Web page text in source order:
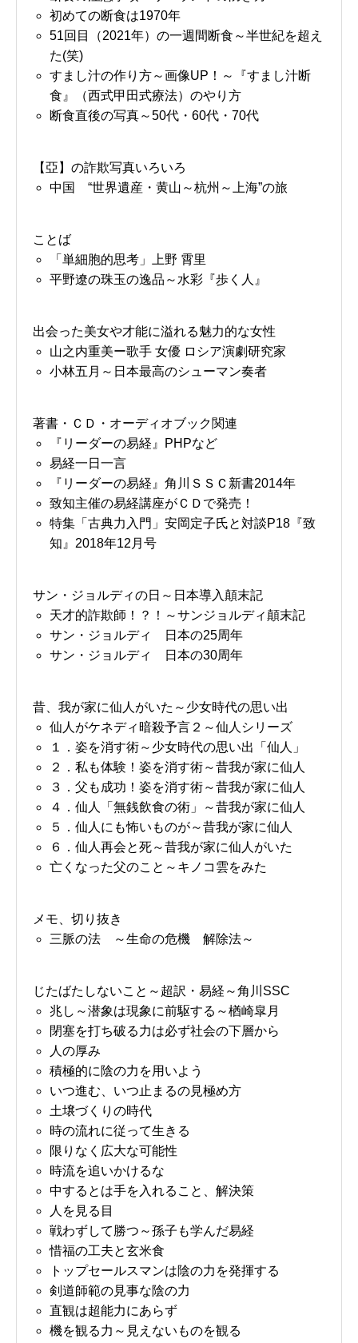
初めての断食は1970年
51回目（2021年）の一週間断食～半世紀を超え
た(笑)
すまし汁の作り方～画像UP！～『すまし汁断
食』（西式甲田式療法）のやり方
断食直後の写真～50代・60代・70代
【亞】の詐欺写真いろいろ
中国 “世界遺産・黄山～杭州～上海”の旅
ことば
「単細胞的思考」上野 霄里
平野遼の珠玉の逸品～水彩『歩く人』
出会った美女や才能に溢れる魅力的な女性
山之内重美ー歌手 女優 ロシア演劇研究家
小林五月～日本最高のシューマン奏者
著書・ＣＤ・オーディオブック関連
『リーダーの易経』PHPなど
易経一日一言
『リーダーの易経』角川ＳＳＣ新書2014年
致知主催の易経講座がＣＤで発売！
特集「古典力入門」安岡定子氏と対談P18『致
知』2018年12月号
サン・ジョルディの日～日本導入顛末記
天才的詐欺師！？！～サンジョルディ顛末記
サン・ジョルディ 日本の25周年
サン・ジョルディ 日本の30周年
昔、我が家に仙人がいた～少女時代の思い出
仙人がケネディ暗殺予言２～仙人シリーズ
１．姿を消す術～少女時代の思い出「仙人」
２．私も体験！姿を消す術～昔我が家に仙人
３．父も成功！姿を消す術～昔我が家に仙人
４．仙人「無銭飲食の術」～昔我が家に仙人
５．仙人にも怖いものが～昔我が家に仙人
６．仙人再会と死～昔我が家に仙人がいた
亡くなった父のこと～キノコ雲をみた
メモ、切り抜き
三脈の法 ～生命の危機 解除法～
じたばたしないこと～超訳・易経～角川SSC
兆し～潜象は現象に前駆する～楢崎皐月
閉塞を打ち破る力は必ず社会の下層から
人の厚み
積極的に陰の力を用いよう
いつ進む、いつ止まるの見極め方
土壌づくりの時代
時の流れに従って生きる
限りなく広大な可能性
時流を追いかけるな
中するとは手を入れること、解決策
人を見る目
戦わずして勝つ～孫子も学んだ易経
惜福の工夫と玄米食
トップセールスマンは陰の力を発揮する
剣道師範の見事な陰の力
直観は超能力にあらず
機を観る力～見えないものを観る